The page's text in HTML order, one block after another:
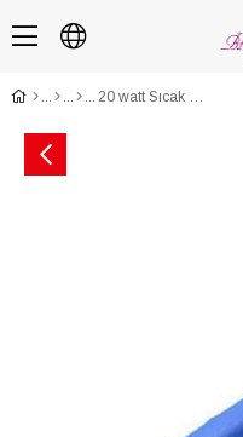
20 watt Sıcak Silikon Tabancası